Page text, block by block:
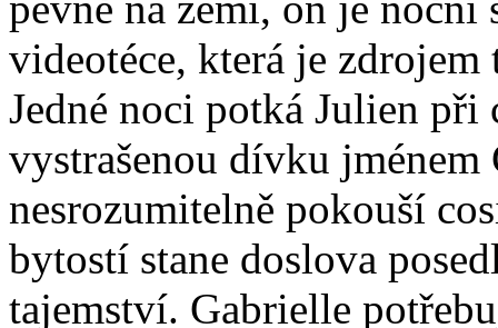
videotéce, která je
Jedné noci potká Julien při
vystrašenou dívku jménem
nesrozumitelně pokouší
bytostí stane doslova
tajemství. Gabrielle